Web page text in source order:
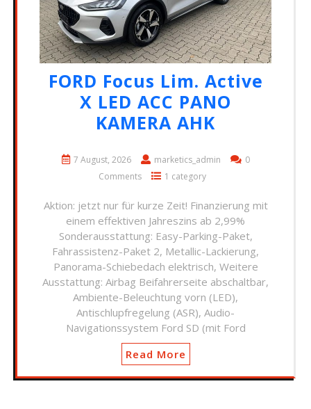
FORD Focus Lim. Active
X LED ACC PANO
KAMERA AHK
7 August, 2026 marketics_admin
0
Comments
1 category
Aktion: jetzt nur für kurze Zeit! Finanzierung mit
einem effektiven Jahreszins ab 2,99%
Sonderausstattung: Easy-Parking-Paket,
Fahrassistenz-Paket 2, Metallic-Lackierung,
Panorama-Schiebedach elektrisch, Weitere
Ausstattung: Airbag Beifahrerseite abschaltbar,
Ambiente-Beleuchtung vorn (LED),
Antischlupfregelung (ASR), Audio-
Navigationssystem Ford SD (mit Ford
Read More